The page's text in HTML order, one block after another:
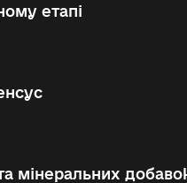
етапі
мінеральних